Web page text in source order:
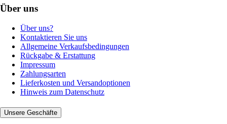
Über uns
Über uns?
Kontaktieren Sie uns
Allgemeine Verkaufsbedingungen
Rückgabe & Erstattung
Impressum
Zahlungsarten
Lieferkosten und Versandoptionen
Hinweis zum Datenschutz
Unsere Geschäfte